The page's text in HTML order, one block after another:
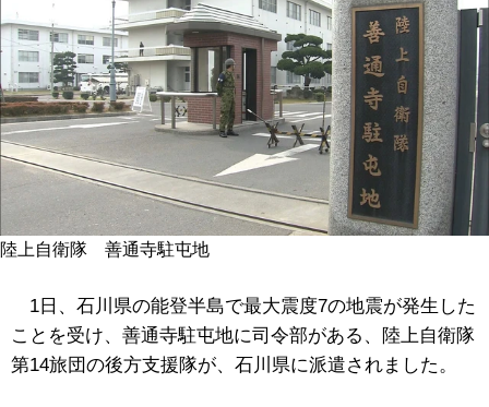
陸上自衛隊 善通寺駐屯地
1日、石川県の能登半島で最大震度7の地震が発生した
ことを受け、善通寺駐屯地に司令部がある、陸上自衛隊
第14旅団の後方支援隊が、石川県に派遣されました。